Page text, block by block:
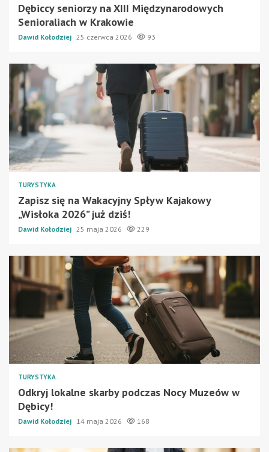
Dębiccy seniorzy na XIII Międzynarodowych
Senioraliach w Krakowie
Dawid Kołodziej 25 czerwca 2026 93
TURYSTYKA
Zapisz się na Wakacyjny Spływ Kajakowy
„Wisłoka 2026” już dziś!
Dawid Kołodziej 25 maja 2026 229
TURYSTYKA
Odkryj lokalne skarby podczas Nocy Muzeów w
Dębicy!
Dawid Kołodziej 14 maja 2026 168